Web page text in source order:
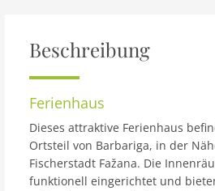
Beschreibung
Ferienhaus
Dieses attraktive Ferienhaus
Ortsteil von Barbariga, in der
Fischerstadt Fažana. Die
funktionell eingerichtet und